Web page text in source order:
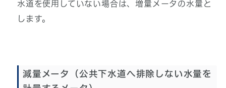
水道を使用していない場合は、増量メータの水量と
します。
減量メータ（公共下水道へ排除しない水量を